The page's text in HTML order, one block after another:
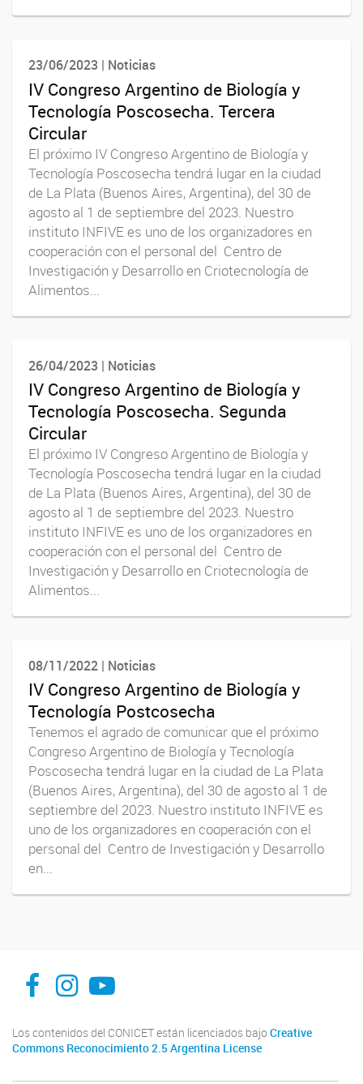
23/06/2023 | Noticias
IV Congreso Argentino de Biología y
Tecnología Poscosecha. Tercera
Circular
El próximo IV Congreso Argentino de Biología y
Tecnología Poscosecha tendrá lugar en la ciudad
de La Plata (Buenos Aires, Argentina), del 30 de
agosto al 1 de septiembre del 2023. Nuestro
instituto INFIVE es uno de los organizadores en
cooperación con el personal del Centro de
Investigación y Desarrollo en Criotecnología de
Alimentos...
26/04/2023 | Noticias
IV Congreso Argentino de Biología y
Tecnología Poscosecha. Segunda
Circular
El próximo IV Congreso Argentino de Biología y
Tecnología Poscosecha tendrá lugar en la ciudad
de La Plata (Buenos Aires, Argentina), del 30 de
agosto al 1 de septiembre del 2023. Nuestro
instituto INFIVE es uno de los organizadores en
cooperación con el personal del Centro de
Investigación y Desarrollo en Criotecnología de
Alimentos...
08/11/2022 | Noticias
IV Congreso Argentino de Biología y
Tecnología Postcosecha
Tenemos el agrado de comunicar que el próximo
Congreso Argentino de Biología y Tecnología
Poscosecha tendrá lugar en la ciudad de La Plata
(Buenos Aires, Argentina), del 30 de agosto al 1 de
septiembre del 2023. Nuestro instituto INFIVE es
uno de los organizadores en cooperación con el
personal del Centro de Investigación y Desarrollo
en...
INFIVE La Plata Instituto de Fisiología Vegetal, La Plata
Los contenidos del CONICET están licenciados bajo Creative
Commons Reconocimiento 2.5 Argentina License